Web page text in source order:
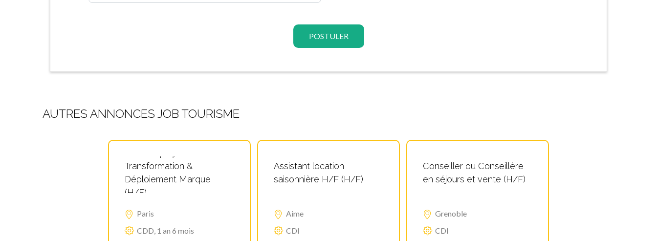
POSTULER
AUTRES ANNONCES JOB TOURISME
Transformation &
Déploiement Marque
(H/F)
Paris
CDD, 1 an 6 mois
Assistant location
saisonnière H/F (H/F)
Aime
CDI
Conseiller ou Conseillère
en séjours et vente (H/F)
Grenoble
CDI